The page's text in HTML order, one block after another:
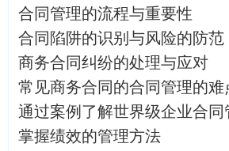
合同管理的流程与重
合同陷阱的识别与风险的防范
商务合同纠纷的处理
常见商务合同的合同管理的难
通过案例了解世界级企业合
掌握绩效的管理方法